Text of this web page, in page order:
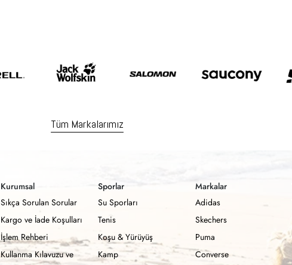
Tüm Markalarımız
Kurumsal
Sıkça Sorulan Sorular
Kargo ve İade Koşulları
İşlem Rehberi
Kullanma Kılavuzu ve
Sporlar
Su Sporları
Tenis
Koşu & Yürüyüş
Kamp
Markalar
Adidas
Skechers
Puma
Converse